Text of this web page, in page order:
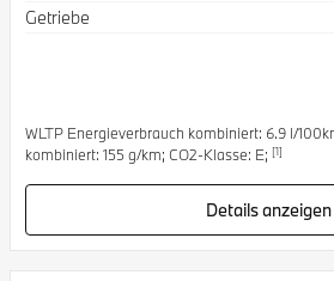
Getriebe
WLTP Energieverbrauch kombiniert: 6.9 l/
kombiniert: 155 g/km; CO2-Klasse: E; [1]
Details anzeigen